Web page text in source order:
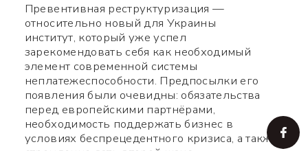
Превентивная реструктуризация —
относительно новый для Украины
институт, который уже успел
зарекомендовать себя как необходимый
элемент современной системы
неплатежеспособности. Предпосылки его
появления были очевидны: обязательства
перед европейскими партнёрами,
необходимость поддержать бизнес в
условиях беспрецедентного кризиса, а также